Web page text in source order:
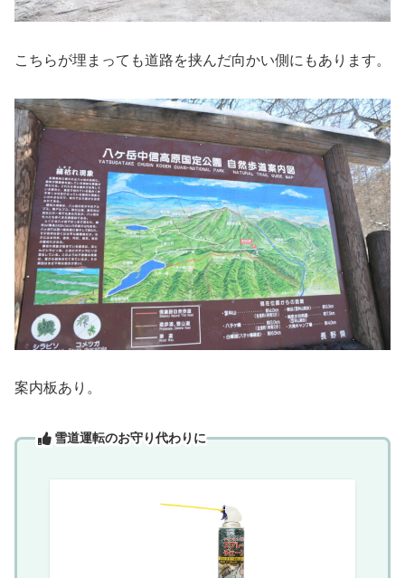
こちらが埋まっても道路を挟んだ向かい側にもあります。
案内板あり。
雪道運転のお守り代わりに